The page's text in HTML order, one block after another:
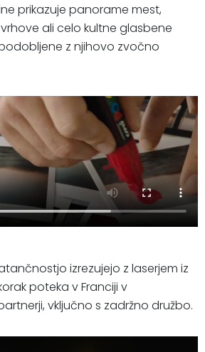
prikazuje panorame mest,
ali celo kultne glasbene
z njihovo zvočno
izrezujejo z laserjem iz
poteka v Franciji v
vključno s zadržno družbo.